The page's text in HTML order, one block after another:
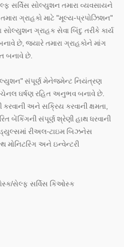
સર્વિસ સોલ્યુશન તમારા વ્યવસાયને
ગ્રાહકો માટે "મૂલ્ય-પ્રપોઝિશન"
સોલ્યુશન ગ્રાહક સેવા બિંદુ તરીકે કાર્ય
છે, જ્યારે તમારા ગ્રાહકોને માંગ
બનાવે છે.
સંપૂર્ણ મેનેજમેન્ટ નિયંત્રણ
ઘર્ષણ રહિત અનુભવ બનાવે છે.
કરવાની અને સક્રિય કરવાની ક્ષમતા,
બેંકિંગની સંપૂર્ણ શ્રેણી હાથ ધરવાની
રીઅલ-ટાઇમ બિઝનેસ
મોનિટરિંગ અને ઇન્વેન્ટરી
સેલ્ફ સર્વિસ કિઓસ્ક